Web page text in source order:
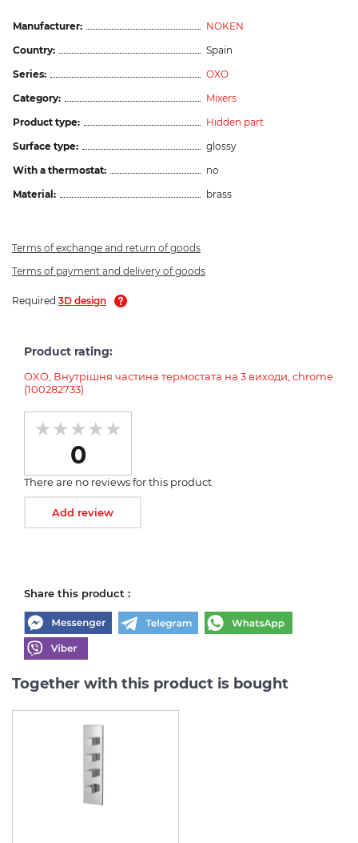
Manufacturer:
NOKEN
Country:
Spain
Series:
OXO
Category:
Mixers
Product type:
Hidden part
Surface type:
glossy
With a thermostat:
no
Material:
brass
Terms of exchange and return of goods
Terms of payment and delivery of goods
Required 3D design
Product rating:
OXO, Внутрішня частина термостата на 3 виходи, chrome
(100282733)
0
There are no reviews for this product
Add review
Share this product :
Together with this product is bought